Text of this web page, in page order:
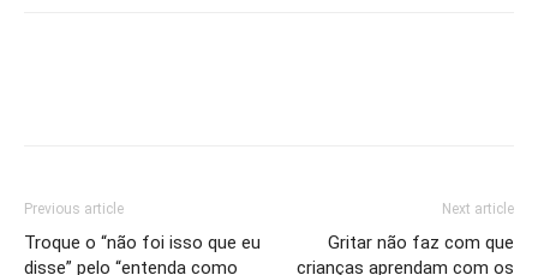
Previous article
Troque o “não foi isso que eu
disse” pelo “entenda como
Next article
Gritar não faz com que
crianças aprendam com os